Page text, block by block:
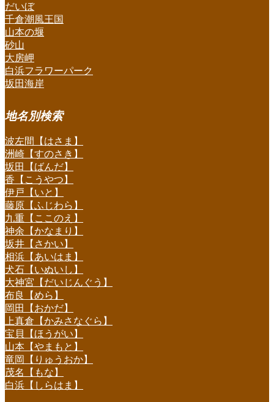
だいぼ
千倉潮風王国
山本の堰
砂山
大房岬
白浜フラワーパーク
坂田海岸
地名別検索
波左間【はさま】
洲崎【すのさき】
坂田【ばんだ】
香【こうやつ】
伊戸【いと】
藤原【ふじわら】
九重【ここのえ】
神余【かなまり】
坂井【さかい】
相浜【あいはま】
犬石【いぬいし】
大神宮【だいじんぐう】
布良【めら】
岡田【おかだ】
上真倉【かみさなぐら】
宝貝【ほうがい】
山本【やまもと】
竜岡【りゅうおか】
茂名【もな】
白浜【しらはま】